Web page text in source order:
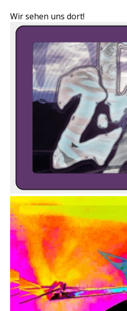
Wir sehen uns dort!